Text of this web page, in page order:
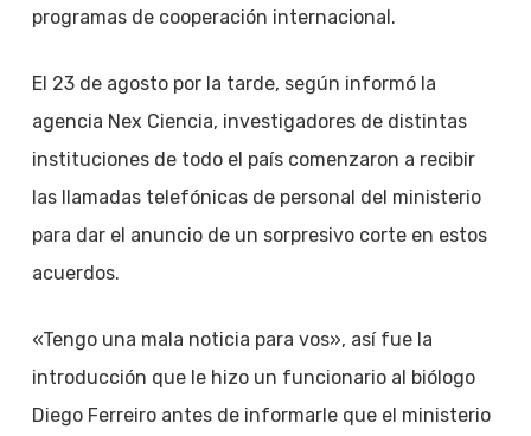
programas de cooperación internacional.
El 23 de agosto por la tarde, según informó la
agencia Nex Ciencia, investigadores de distintas
instituciones de todo el país comenzaron a recibir
las llamadas telefónicas de personal del ministerio
para dar el anuncio de un sorpresivo corte en estos
acuerdos.
«Tengo una mala noticia para vos», así fue la
introducción que le hizo un funcionario al biólogo
Diego Ferreiro antes de informarle que el ministerio